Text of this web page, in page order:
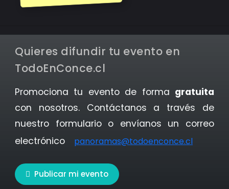
Quieres difundir tu evento en
TodoEnConce.cl
Promociona tu evento de forma gratuita
con nosotros. Contáctanos a través de
nuestro formulario o envíanos un correo
electrónico
panoramas@todoenconce.cl
Publicar mi evento